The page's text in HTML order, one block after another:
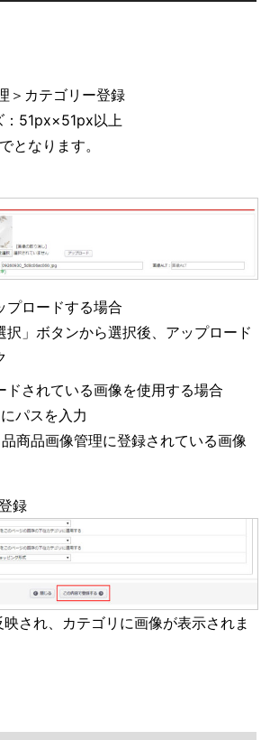
＞カテゴリー登録
51px×51px以上
となります。
プロードする場合
択」ボタンから選択後、アップロード
ドされている画像を使用する場合
パスを入力
商品画像管理に登録されている画像
録
され、カテゴリに画像が表示されま